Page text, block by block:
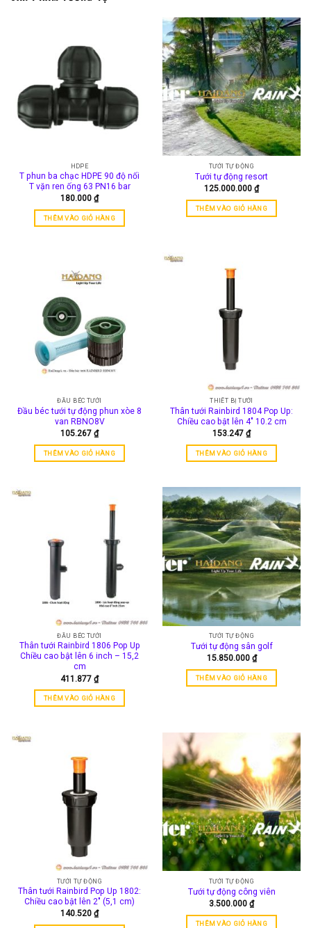
HDPE
T phun ba chạc HDPE 90 độ nối
T vặn ren ống 63 PN16 bar
180.000 ₫
THÊM VÀO GIỎ HÀNG
TƯỚI TỰ ĐỘNG
Tưới tự động resort
125.000.000 ₫
THÊM VÀO GIỎ HÀNG
ĐẦU BÉC TƯỚI
Đầu béc tưới tự động phun xòe 8
van RBNO8V
105.267 ₫
THÊM VÀO GIỎ HÀNG
THIẾT BỊ TƯỚI
Thân tưới Rainbird 1804 Pop Up:
Chiều cao bật lên 4″ 10.2 cm
153.247 ₫
THÊM VÀO GIỎ HÀNG
ĐẦU BÉC TƯỚI
Thân tưới Rainbird 1806 Pop Up
Chiều cao bật lên 6 inch – 15,2
cm
411.877 ₫
THÊM VÀO GIỎ HÀNG
TƯỚI TỰ ĐỘNG
Tưới tự động sân golf
15.850.000 ₫
THÊM VÀO GIỎ HÀNG
TƯỚI TỰ ĐỘNG
Thân tưới Rainbird Pop Up 1802:
Chiều cao bật lên 2″ (5,1 cm)
140.520 ₫
TƯỚI TỰ ĐỘNG
Tưới tự động công viên
3.500.000 ₫
THÊM VÀO GIỎ HÀNG